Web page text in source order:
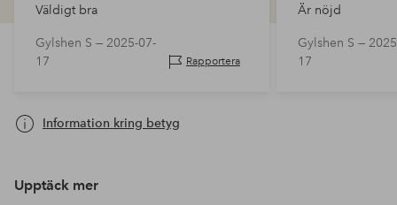
Väldigt bra
Gylshen S — 2025-07-
17
Rapportera
Är nöjd
Gylshen S —
17
Information kring betyg
Upptäck mer